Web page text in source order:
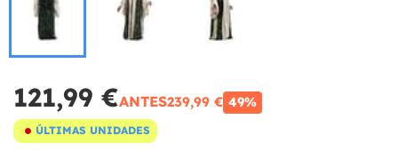
121,99 €ANTES239,99 € 49%
ÚLTIMAS UNIDADES